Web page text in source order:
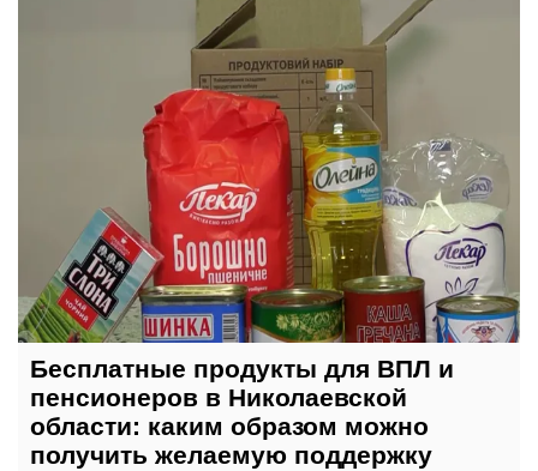
Бесплатные продукты для ВПЛ и
пенсионеров в Николаевской
области: каким образом можно
получить желаемую поддержку